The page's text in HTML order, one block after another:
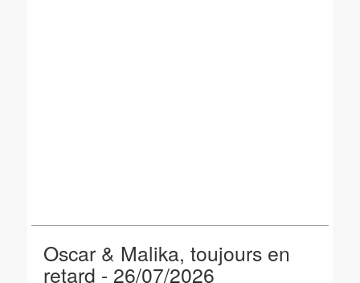
Oscar & Malika, toujours en
retard - 26/07/2026